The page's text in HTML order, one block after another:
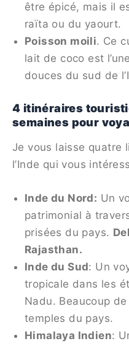
être épicé, mais il
raïta ou du yaourt.
Poisson moili. Ce
lait de coco est
douces du sud de
4 itinéraires
semaines pour
Je vous laisse quatre
l’Inde qui vous
Inde du Nord: Un
patrimonial à
prisées du pays.
Rajasthan.
Inde du Sud: Un
tropicale dans les
Nadu. Beaucoup
temples du pays.
Himalaya Indien: